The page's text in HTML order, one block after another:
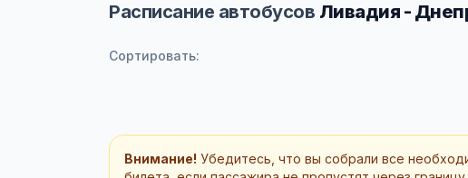
Расписание автобусов Ливадия -
Сортировать:
Внимание! Убедитесь, что вы собрали все